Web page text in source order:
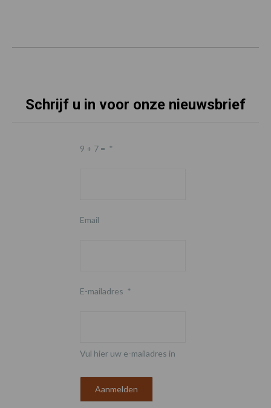
Schrijf u in voor onze nieuwsbrief
9 + 7 = *
Email
E-mailadres *
Vul hier uw e-mailadres in